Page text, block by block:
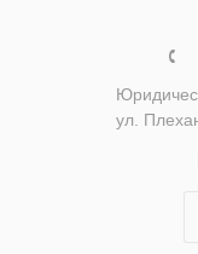
ул.